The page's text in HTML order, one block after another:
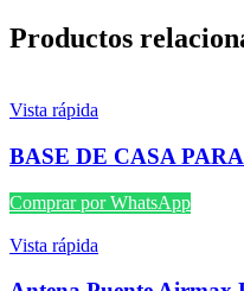
Productos
Vista rápida
BASE DE CASA
Comprar por WhatsApp
Vista rápida